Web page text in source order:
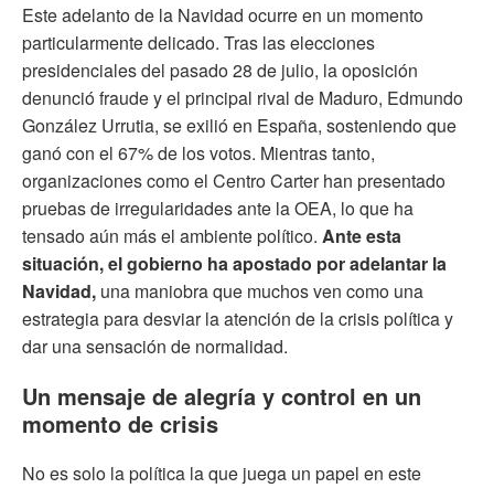
Este adelanto de la Navidad ocurre en un momento
particularmente delicado. Tras las elecciones
presidenciales del pasado 28 de julio, la oposición
denunció fraude y el principal rival de Maduro, Edmundo
González Urrutia, se exilió en España, sosteniendo que
ganó con el 67% de los votos. Mientras tanto,
organizaciones como el Centro Carter han presentado
pruebas de irregularidades ante la OEA, lo que ha
tensado aún más el ambiente político. Ante esta
situación, el gobierno ha apostado por adelantar la
Navidad, una maniobra que muchos ven como una
estrategia para desviar la atención de la crisis política y
dar una sensación de normalidad.
Un mensaje de alegría y control en un
momento de crisis
No es solo la política la que juega un papel en este